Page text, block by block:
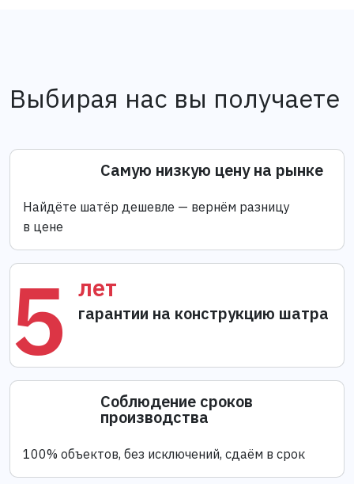
Выбирая нас вы получаете
Самую низкую цену на рынке
Найдёте шатёр дешевле — вернём разницу
в цене
5 лет
гарантии на конструкцию шатра
Соблюдение сроков
производства
100% объектов, без исключений, сдаём в срок